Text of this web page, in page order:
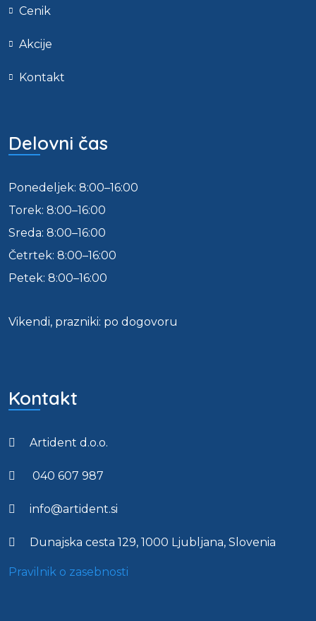
Cenik
Akcije
Kontakt
Delovni čas
Ponedeljek: 8:00–16:00
Torek: 8:00–16:00
Sreda: 8:00–16:00
Četrtek: 8:00–16:00
Petek: 8:00–16:00
Vikendi, prazniki: po dogovoru
Kontakt
Artident d.o.o.
040 607 987
info@artident.si
Dunajska cesta 129, 1000 Ljubljana, Slovenia
Pravilnik o zasebnosti